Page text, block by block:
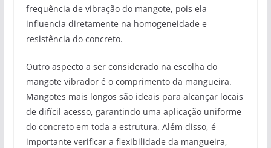
frequência de vibração do mangote, pois ela
influencia diretamente na homogeneidade e
resistência do concreto.
Outro aspecto a ser considerado na escolha do
mangote vibrador é o comprimento da mangueira.
Mangotes mais longos são ideais para alcançar locais
de difícil acesso, garantindo uma aplicação uniforme
do concreto em toda a estrutura. Além disso, é
importante verificar a flexibilidade da mangueira,